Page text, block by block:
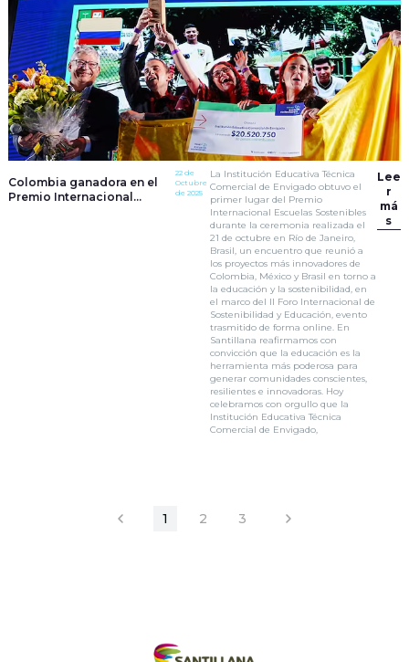
Colombia ganadora en el
Premio Internacional
22 de
Octubre
de 2025
La Institución Educativa Técnica
Comercial de Envigado obtuvo el
primer lugar del Premio
Internacional Escuelas Sostenibles
durante la ceremonia realizada el
21 de octubre en Río de Janeiro,
Brasil, un encuentro que reunió a
los proyectos más innovadores de
Colombia, México y Brasil en torno a
la educación y la sostenibilidad, en
el marco del II Foro Internacional de
Sostenibilidad y Educación, evento
trasmitido de forma online. En
Santillana reafirmamos con
convicción que la educación es la
herramienta más poderosa para
generar comunidades conscientes,
resilientes e innovadoras. Hoy
celebramos con orgullo que la
Institución Educativa Técnica
Comercial de Envigado,
Lee
r
má
s
1 2 3